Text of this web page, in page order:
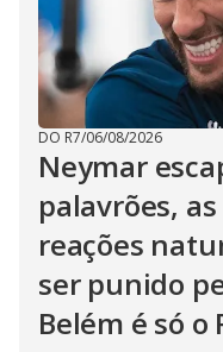
DO R7/06/08/2026
Neymar
palavrões,
reações
ser punido
Belém é só o